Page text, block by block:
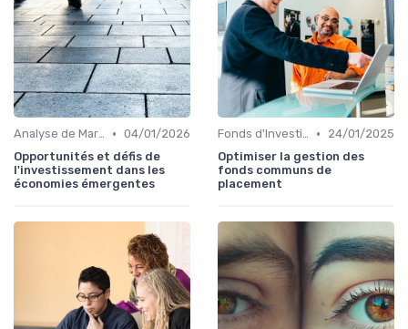
Analyse de Marché • 04/01/2026
Opportunités et défis de
l'investissement dans les
économies émergentes
Fonds d'Investissement et ETF •
24/01/2025
Optimiser la gestion des
fonds communs de
placement